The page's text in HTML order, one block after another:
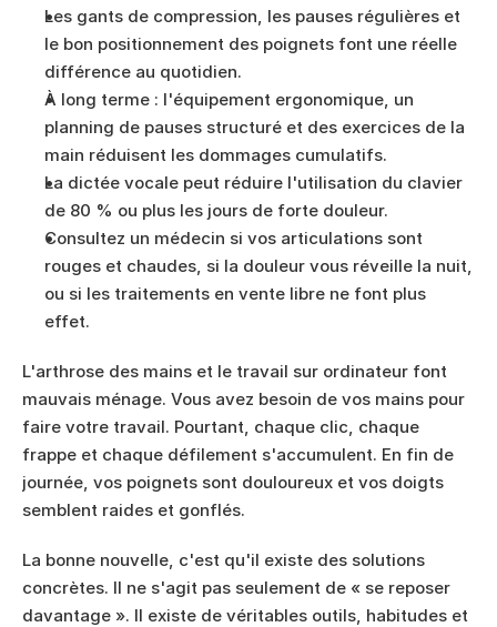
Les gants de compression, les pauses régulières et
le bon positionnement des poignets font une réelle
différence au quotidien.
À long terme : l'équipement ergonomique, un
planning de pauses structuré et des exercices de la
main réduisent les dommages cumulatifs.
La dictée vocale peut réduire l'utilisation du clavier
de 80 % ou plus les jours de forte douleur.
Consultez un médecin si vos articulations sont
rouges et chaudes, si la douleur vous réveille la nuit,
ou si les traitements en vente libre ne font plus
effet.
L'arthrose des mains et le travail sur ordinateur font
mauvais ménage. Vous avez besoin de vos mains pour
faire votre travail. Pourtant, chaque clic, chaque
frappe et chaque défilement s'accumulent. En fin de
journée, vos poignets sont douloureux et vos doigts
semblent raides et gonflés.
La bonne nouvelle, c'est qu'il existe des solutions
concrètes. Il ne s'agit pas seulement de « se reposer
davantage ». Il existe de véritables outils, habitudes et